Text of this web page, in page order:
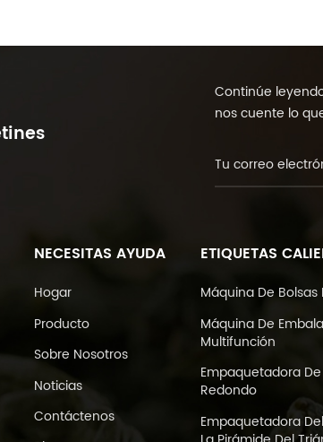
Continúe
nos cuente lo
NECESITAS AYUDA
Hogar
Producto
Sobre Nosotros
Noticias
Contáctenos
ETIQUETAS
Máquina De Bolsas
Máquina De
Multifunción
Empaquetadora
Redondo
Empaquetadora